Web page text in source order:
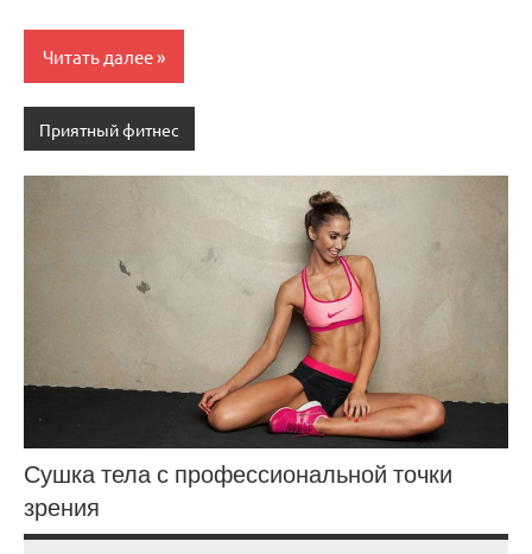
Читать далее
Приятный фитнес
Сушка тела с профессиональной точки
зрения